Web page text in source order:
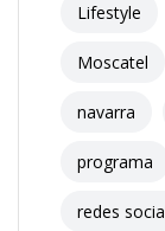
Lifestyle
Moscatel
navarra
programa
redes